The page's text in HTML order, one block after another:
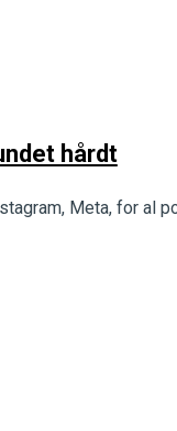
hårdt
Meta, for al